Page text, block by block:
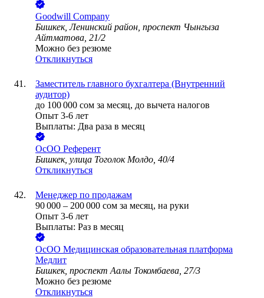
Goodwill Company
Бишкек, Ленинский район, проспект Чынгыза
Айтматова, 21/2
Можно без резюме
Откликнуться
Заместитель главного бухгалтера (Внутренний
аудитор)
до 100 000 сом за месяц, до вычета налогов
Опыт 3-6 лет
Выплаты: Два раза в месяц
ОсОО Референт
Бишкек, улица Тоголок Молдо, 40/4
Откликнуться
Менеджер по продажам
90 000 – 200 000 сом за месяц, на руки
Опыт 3-6 лет
Выплаты: Раз в месяц
ОсОО Медицинская образовательная платформа
Медлит
Бишкек, проспект Аалы Токомбаева, 27/3
Можно без резюме
Откликнуться